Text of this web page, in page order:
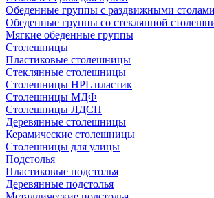
Обеденные группы с раздвижными столами
Обеденные группы со стеклянной
Мягкие обеденные группы
Столешницы
Пластиковые столешницы
Стеклянные столешницы
Столешницы HPL пластик
Столешницы МДФ
Столешницы ЛДСП
Деревянные столешницы
Керамические столешницы
Столешницы для улицы
Подстолья
Пластиковые подстолья
Деревянные подстолья